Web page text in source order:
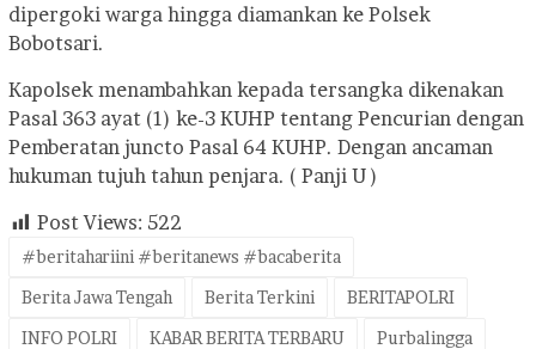
dipergoki warga hingga diamankan ke Polsek
Bobotsari.
Kapolsek menambahkan kepada tersangka dikenakan
Pasal 363 ayat (1) ke-3 KUHP tentang Pencurian dengan
Pemberatan juncto Pasal 64 KUHP. Dengan ancaman
hukuman tujuh tahun penjara. ( Panji U )
Post Views: 522
#beritahariini #beritanews #bacaberita
Berita Jawa Tengah
Berita Terkini
BERITAPOLRI
INFO POLRI
KABAR BERITA TERBARU
Purbalingga